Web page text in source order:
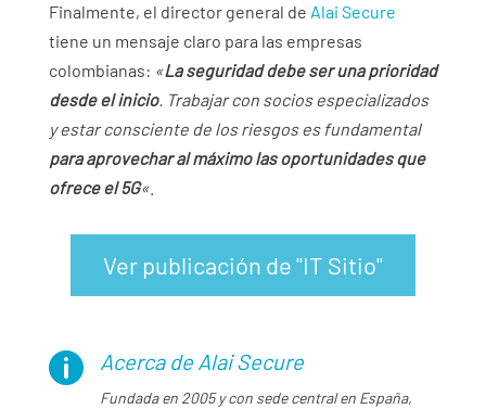
Finalmente, el director general de Alai Secure
tiene un mensaje claro para las empresas
colombianas: «La seguridad debe ser una prioridad
desde el inicio. Trabajar con socios especializados
y estar consciente de los riesgos es fundamental
para aprovechar al máximo las oportunidades que
ofrece el 5G«.
Ver publicación de "IT Sitio"
 Acerca de Alai Secure
Fundada en 2005 y con sede central en España,